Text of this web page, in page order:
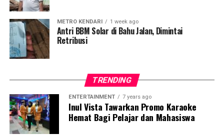
rencana pengerahan aparat penegak hukum.
“Disebutkan akan melibatkan anggota Reskrim untuk
memproses warga jika tetap membuka lahan,”
Padahal, warga Desa Tatangga dan Desa Lanowulu
mengklaim telah mengajukan proposal resmi sejak 22
Desember 2025 namun tidak mendapatkan tanggapan.
METRO KENDARI 1 week ago
Antri BBM Solar di Bahu Jalan, Dimintai
Retribusi
TRENDING
ENTERTAINMENT 7 years ago
Inul Vista Tawarkan Promo Karaoke
Hemat Bagi Pelajar dan Mahasiswa